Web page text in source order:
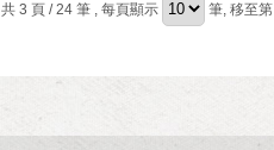
共 3 頁 / 24 筆 , 每頁顯示 筆, 移至第